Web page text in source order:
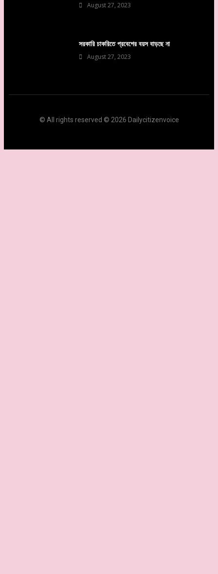
August 27, 2023
সরকারি চাকরিতে প্রবেশের বয়স বাড়ছে না
August 27, 2023
© All rights reserved © 2026 Dailycitizenvoice